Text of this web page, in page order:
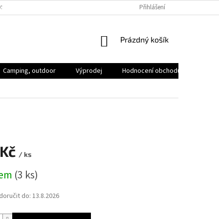
ÚDAJŮ Přihlášení
NÁKUPNÍ
Prázdný košík
Camping, outdoor Výprodej Hodnocení obchodu
/ ks
(3 ks)
do: 13.8.2026